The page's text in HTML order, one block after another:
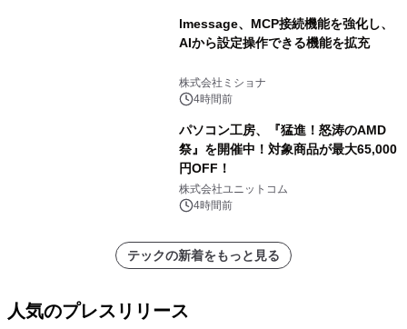
lmessage、MCP接続機能を強化し、
AIから設定操作できる機能を拡充
株式会社ミショナ
4時間前
パソコン工房、『猛進！怒涛のAMD
祭』を開催中！対象商品が最大65,000
円OFF！
株式会社ユニットコム
4時間前
テックの新着をもっと見る
人気のプレスリリース